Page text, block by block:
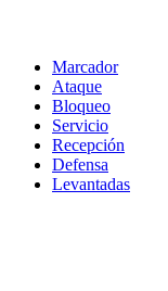
Marcador
Ataque
Bloqueo
Servicio
Recepción
Defensa
Levantadas